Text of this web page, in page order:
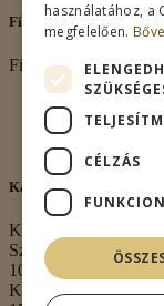
Fiókom
Fiókom
Fiókom
Rendeléseim
Kívánságlista
Kapcsolat
Kapcsolat
Székhely:
1063 Budapest,
Kmety György u.
használatához, a
megfelelően.
CÉLZÁS